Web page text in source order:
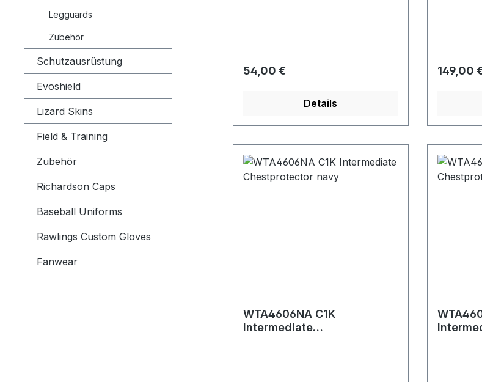
Legguards
Zubehör
Schutzausrüstung
Evoshield
Lizard Skins
Field & Training
Zubehör
Richardson Caps
Baseball Uniforms
Rawlings Custom Gloves
Fanwear
Regulärer Preis:
54,00 €
Details
149,00
WTA4606NA C1K
Intermediate